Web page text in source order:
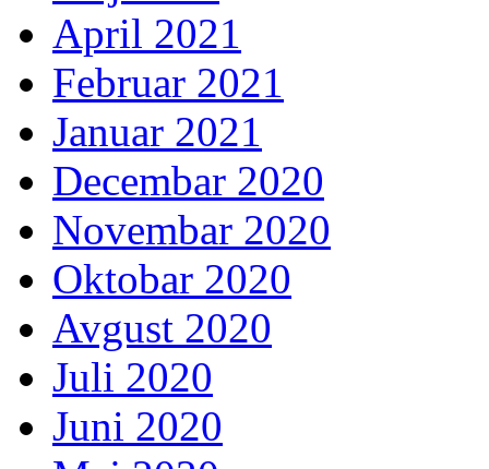
April 2021
Februar 2021
Januar 2021
Decembar 2020
Novembar 2020
Oktobar 2020
Avgust 2020
Juli 2020
Juni 2020